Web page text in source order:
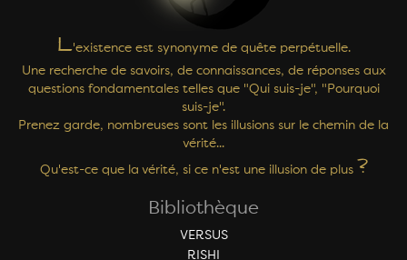
L'existence est synonyme de quête perpétuelle.
Une recherche de savoirs, de connaissances, de réponses aux
questions fondamentales telles que "Qui suis-je", "Pourquoi
suis-je".
Prenez garde, nombreuses sont les illusions sur le chemin de la
vérité...
Qu'est-ce que la vérité, si ce n'est une illusion de plus ?
Bibliothèque
VERSUS
RISHI